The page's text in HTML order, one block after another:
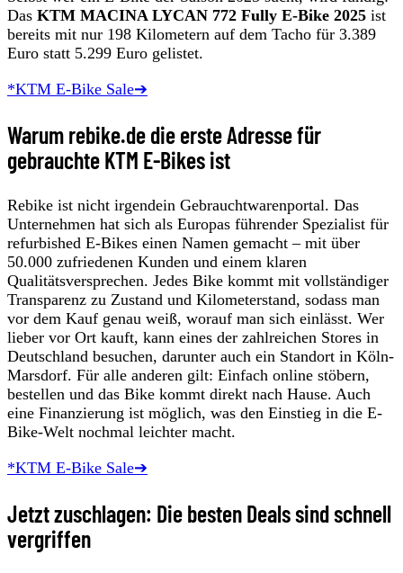
Das KTM MACINA LYCAN 772 Fully E-Bike 2025 ist
bereits mit nur 198 Kilometern auf dem Tacho für 3.389
Euro statt 5.299 Euro gelistet.
*KTM E-Bike Sale➔
Warum rebike.de die erste Adresse für
gebrauchte KTM E-Bikes ist
Rebike ist nicht irgendein Gebrauchtwarenportal. Das
Unternehmen hat sich als Europas führender Spezialist für
refurbished E-Bikes einen Namen gemacht – mit über
50.000 zufriedenen Kunden und einem klaren
Qualitätsversprechen. Jedes Bike kommt mit vollständiger
Transparenz zu Zustand und Kilometerstand, sodass man
vor dem Kauf genau weiß, worauf man sich einlässt. Wer
lieber vor Ort kauft, kann eines der zahlreichen Stores in
Deutschland besuchen, darunter auch ein Standort in Köln-
Marsdorf. Für alle anderen gilt: Einfach online stöbern,
bestellen und das Bike kommt direkt nach Hause. Auch
eine Finanzierung ist möglich, was den Einstieg in die E-
Bike-Welt nochmal leichter macht.
*KTM E-Bike Sale➔
Jetzt zuschlagen: Die besten Deals sind schnell
vergriffen